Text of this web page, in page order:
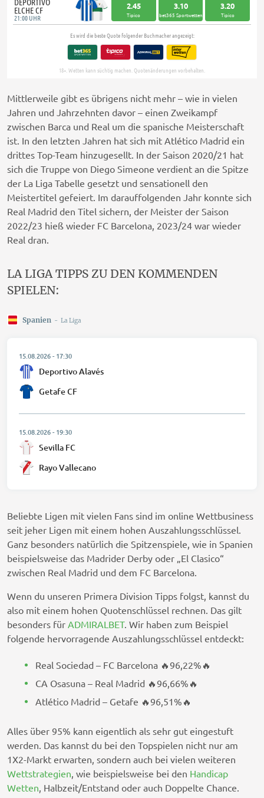
Mittlerweile gibt es übrigens nicht mehr – wie in vielen
Jahren und Jahrzehnten davor – einen Zweikampf
zwischen Barca und Real um die spanische Meisterschaft
ist. In den letzten Jahren hat sich mit Atlético Madrid ein
drittes Top-Team hinzugesellt. In der Saison 2020/21 hat
sich die Truppe von Diego Simeone verdient an die Spitze
der La Liga Tabelle gesetzt und sensationell den
Meistertitel gefeiert. Im darauffolgenden Jahr konnte sich
Real Madrid den Titel sichern, der Meister der Saison
2022/23 hieß wieder FC Barcelona, 2023/24 war wieder
Real dran.
LA LIGA TIPPS ZU DEN KOMMENDEN
SPIELEN:
Spanien - La Liga
15.08.2026-17:30
Deportivo Alavés
Getafe CF
15.08.2026-19:30
Sevilla FC
Rayo Vallecano
Beliebte Ligen mit vielen Fans sind im online Wettbusiness
seit jeher Ligen mit einem hohen Auszahlungsschlüssel.
Ganz besonders natürlich die Spitzenspiele, wie in Spanien
beispielsweise das Madrider Derby oder „El Clasico“
zwischen Real Madrid und dem FC Barcelona.
Wenn du unseren Primera Division Tipps folgst, kannst du
also mit einem hohen Quotenschlüssel rechnen. Das gilt
besonders für ADMIRALBET. Wir haben zum Beispiel
folgende hervorragende Auszahlungsschlüssel entdeckt:
Real Sociedad – FC Barcelona 🔥96,22%🔥
CA Osasuna – Real Madrid 🔥96,66%🔥
Atlético Madrid – Getafe 🔥96,51%🔥
Alles über 95% kann eigentlich als sehr gut eingestuft
werden. Das kannst du bei den Topspielen nicht nur am
1X2-Markt erwarten, sondern auch bei vielen weiteren
Wettstrategien, wie beispielsweise bei den Handicap
Wetten, Halbzeit/Entstand oder auch Doppelte Chance.